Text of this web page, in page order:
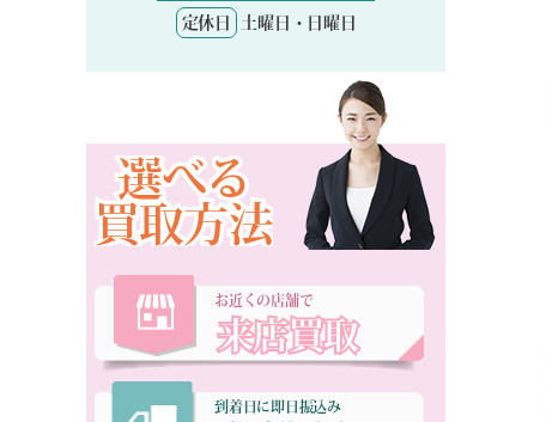
定休日 土曜日・日曜日
選べる
買取方法
お近くの店舗で
来店買取
到着日に即日振込み